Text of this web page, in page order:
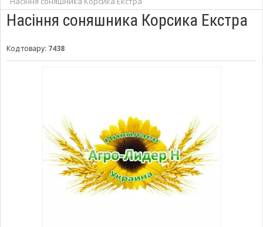
Насіння соняшника Корсика Екстра
Код товару: 7438